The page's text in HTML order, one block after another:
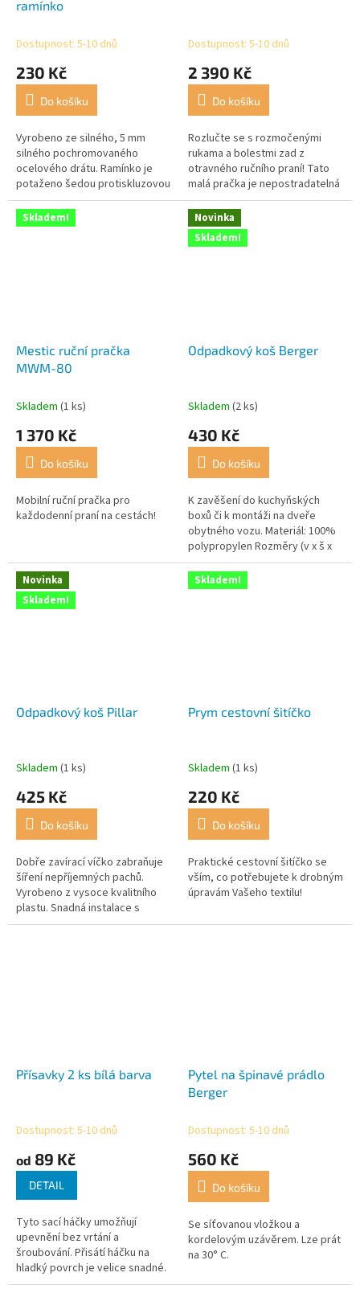
ramínko
Dostupnost: 5-10 dnů
230 Kč
Do košíku
Vyrobeno ze silného, 5 mm
silného pochromovaného
ocelového drátu. Ramínko je
potaženo šedou protiskluzovou
vrstvou. Rozměry (VxŠ) 25,5 x 33
cm.
Dostupnost: 5-10 dnů
2 390 Kč
Do košíku
Rozlučte se s rozmočenými
rukama a bolestmi zad z
otravného ručního praní! Tato
malá pračka je nepostradatelná
pro cestování, kempování,
jednotlivé domácnosti a
studenty. Je...
Skladem!
Mestic ruční pračka
MWM-80
Skladem (1 ks)
1 370 Kč
Do košíku
Mobilní ruční pračka pro
každodenní praní na cestách!
Novinka
Skladem!
Odpadkový koš Berger
Skladem (2 ks)
430 Kč
Do košíku
K zavěšení do kuchyňských
boxů či k montáži na dveře
obytného vozu. Materiál: 100%
polypropylen Rozměry (v x š x
h): cca 30 x 27 x 19 cm Objem:
cca 6 l
Novinka
Skladem!
Odpadkový koš Pillar
Skladem (1 ks)
425 Kč
Do košíku
Dobře zavírací víčko zabraňuje
šíření nepříjemných pachů.
Vyrobeno z vysoce kvalitního
plastu. Snadná instalace s
oboustrannou páskou nebo
Skladem!
Prym cestovní šitíčko
Skladem (1 ks)
220 Kč
Do košíku
Praktické cestovní šitíčko se
vším, co potřebujete k drobným
úpravám Vašeho textilu!
Přísavky 2 ks bílá barva
Dostupnost: 5-10 dnů
od 89 Kč
DETAIL
Tyto sací háčky umožňují
upevnění bez vrtání a
šroubování. Přisátí háčku na
hladký povrch je velice snadné.
Dodání v sadě 2 kusů.
Pytel na špinavé prádlo
Berger
Dostupnost: 5-10 dnů
560 Kč
Do košíku
Se síťovanou vložkou a
kordelovým uzávěrem. Lze prát
na 30° C.